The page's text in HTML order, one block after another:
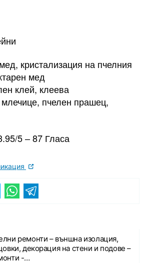
кристализация на пчелния
мед
клей, клеева
млечице, пчелен прашец,
5 – 87 Гласа
ремонти – външна изолация,
декорация на стени и подове –
-…